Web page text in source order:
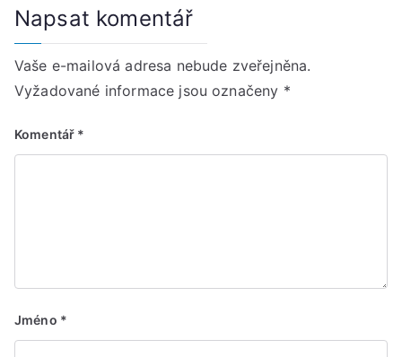
Napsat komentář
Vaše e-mailová adresa nebude zveřejněna.
Vyžadované informace jsou označeny *
Komentář *
Jméno *